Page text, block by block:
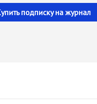
подписку на журнал